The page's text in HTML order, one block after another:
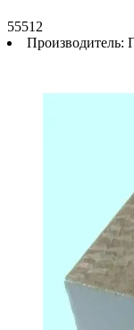
55512
Производитель: